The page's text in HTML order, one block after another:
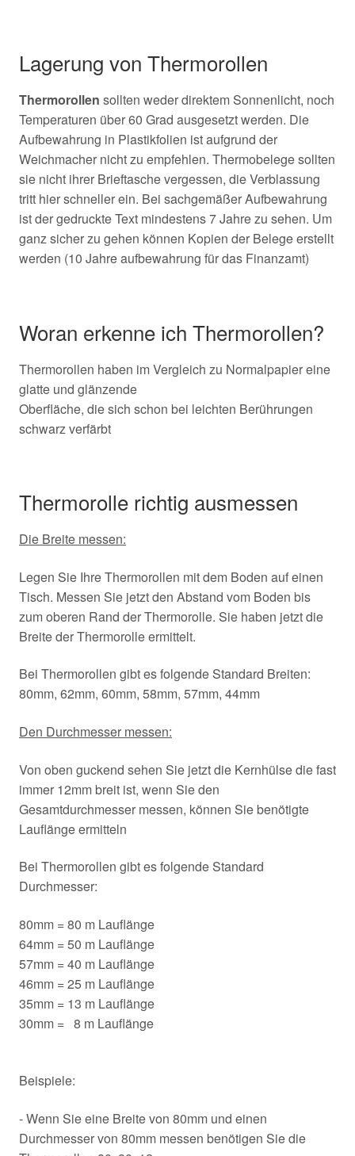
Lagerung von Thermorollen
Thermorollen sollten weder direktem Sonnenlicht, noch
Temperaturen über 60 Grad ausgesetzt werden. Die
Aufbewahrung in Plastikfolien ist aufgrund der
Weichmacher nicht zu empfehlen. Thermobelege sollten
sie nicht ihrer Brieftasche vergessen, die Verblassung
tritt hier schneller ein. Bei sachgemäßer Aufbewahrung
ist der gedruckte Text mindestens 7 Jahre zu sehen. Um
ganz sicher zu gehen können Kopien der Belege erstellt
werden (10 Jahre aufbewahrung für das Finanzamt)
Woran erkenne ich Thermorollen?
Thermorollen haben im Vergleich zu Normalpapier eine
glatte und glänzende
Oberfläche, die sich schon bei leichten Berührungen
schwarz verfärbt
Thermorolle richtig ausmessen
Die Breite messen:
Legen Sie Ihre Thermorollen mit dem Boden auf einen
Tisch. Messen Sie jetzt den Abstand vom Boden bis
zum oberen Rand der Thermorolle. Sie haben jetzt die
Breite der Thermorolle ermittelt.
Bei Thermorollen gibt es folgende Standard Breiten:
80mm, 62mm, 60mm, 58mm, 57mm, 44mm
Den Durchmesser messen:
Von oben guckend sehen Sie jetzt die Kernhülse die fast
immer 12mm breit ist, wenn Sie den
Gesamtdurchmesser messen, können Sie benötigte
Lauflänge ermitteln
Bei Thermorollen gibt es folgende Standard
Durchmesser:
80mm = 80 m Lauflänge
64mm = 50 m Lauflänge
57mm = 40 m Lauflänge
46mm = 25 m Lauflänge
35mm = 13 m Lauflänge
30mm = 8 m Lauflänge
Beispiele:
- Wenn Sie eine Breite von 80mm und einen
Durchmesser von 80mm messen benötigen Sie die